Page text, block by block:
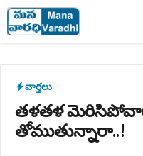
Skip
to
content
వార్తలు
తళతళ
తోముతున్నారా..!